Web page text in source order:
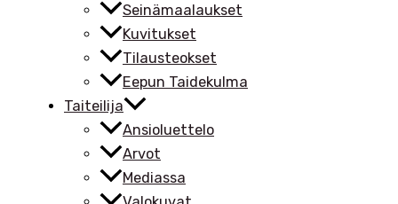
Seinämaalaukset
Kuvitukset
Tilausteokset
Eepun Taidekulma
Taiteilija
Ansioluettelo
Arvot
Mediassa